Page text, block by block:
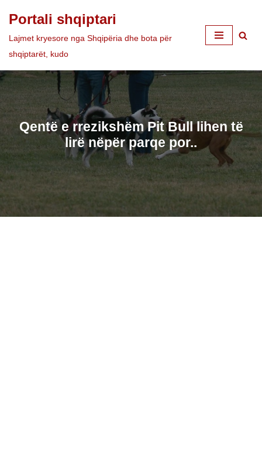
Skip
to
Portali shqiptari
Lajmet kryesore nga Shqipëria dhe bota për
shqiptarët, kudo
Qentë e rrezikshëm Pit Bull lihen të
lirë nëpër parqe por..